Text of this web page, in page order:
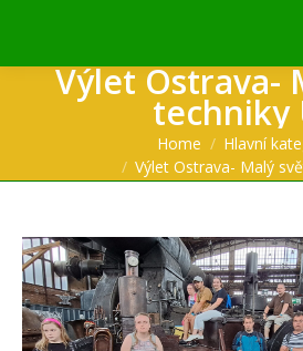
Výlet Ostrava-
techniky
Home
Hlavní
Výlet Ostrava- Malý